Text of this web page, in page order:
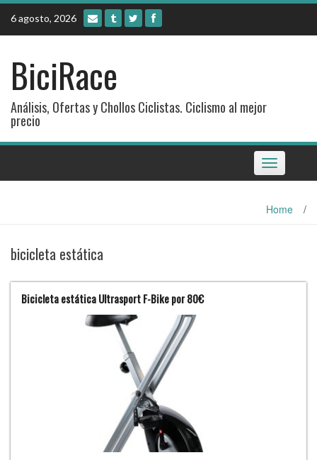
Skip
content
6 agosto, 2026
BiciRace
Análisis, Ofertas y Chollos Ciclistas. Ciclismo al mejor
precio
Toggle
navigation
Home /
bicicleta estática
Bicicleta estática Ultrasport F-Bike por 80€